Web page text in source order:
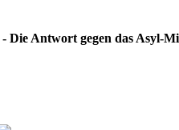
Die Antwort gegen das Asyl-